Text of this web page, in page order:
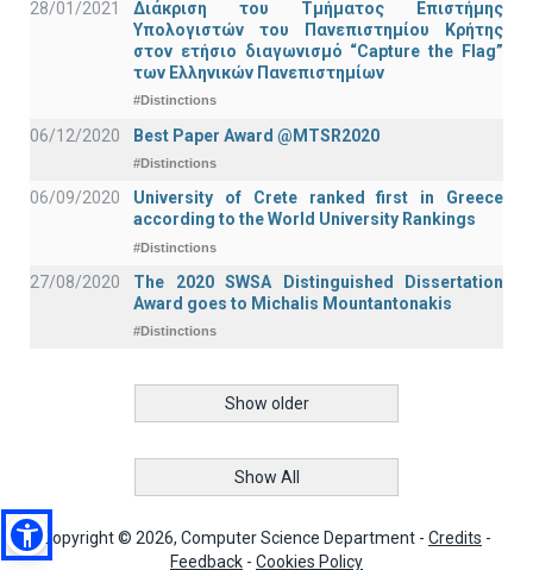
28/01/2021
Διάκριση του Τμήματος Επιστήμης
Υπολογιστών του Πανεπιστημίου Κρήτης
στον ετήσιο διαγωνισμό “Capture the Flag”
των Ελληνικών Πανεπιστημίων
#Distinctions
06/12/2020 Best Paper Award @MTSR2020
#Distinctions
06/09/2020
University of Crete ranked first in Greece
according to the World University Rankings
#Distinctions
27/08/2020
The 2020 SWSA Distinguished Dissertation
Award goes to Michalis Mountantonakis
#Distinctions
Show older
Show All
Copyright © 2026, Computer Science Department - Credits -
Feedback - Cookies Policy